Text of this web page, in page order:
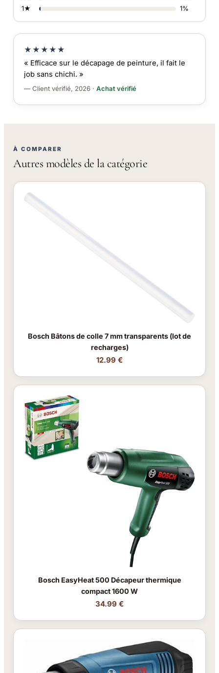
1★
1%
★★★★★
« Efficace sur le décapage de peinture, il fait le
job sans chichi. »
— Client vérifié, 2026 · Achat vérifié
À COMPARER
Autres modèles de la catégorie
Bosch Bâtons de colle 7 mm transparents (lot de
recharges)
12.99 €
Bosch EasyHeat 500 Décapeur thermique
compact 1600 W
34.99 €